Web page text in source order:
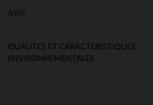
AVIS
QUALITES ET CARACTERISTIQUES
ENVIRONNEMENTALES